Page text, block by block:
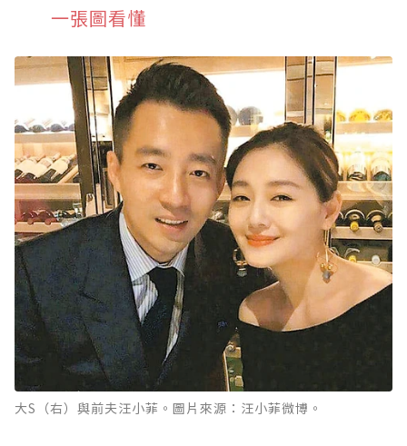
一張圖看懂
大S（右）與前夫汪小菲。圖片來源：汪小菲微博。